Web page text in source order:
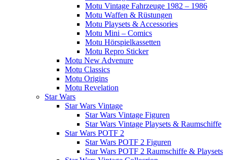
Motu Vintage Fahrzeuge 1982 – 1986
Motu Waffen & Rüstungen
Motu Playsets & Accessories
Motu Mini – Comics
Motu Hörspielkassetten
Motu Repro Sticker
Motu New Advenure
Motu Classics
Motu Origins
Motu Revelation
Star Wars
Star Wars Vintage
Star Wars Vintage Figuren
Star Wars Vintage Playsets & Raumschiffe
Star Wars POTF 2
Star Wars POTF 2 Figuren
Star Wars POTF 2 Raumschiffe & Playsets